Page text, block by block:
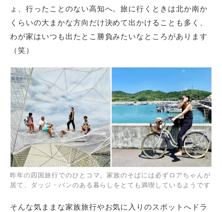
ょ、行ったことのない高知へ。旅に行くときは北か南か
くらいの大まかな方向だけ決めて出かけることも多く、
わが家はいつも出たとこ勝負みたいなところがあります
（笑）
昨年の四国旅行でのひとコマ。家族のそばには必ずロアちゃんが
居て、ダッジ・バンのある暮らしをとても満喫しているようです
そんな気ままな家族旅行やお気に入りのスポットへドラ